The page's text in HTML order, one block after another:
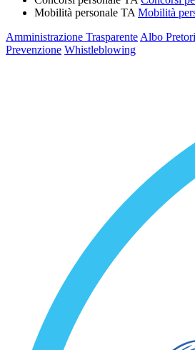
Mobilità personale TA Mobilità
Amministrazione Trasparente Albo
Prevenzione Whistleblowing